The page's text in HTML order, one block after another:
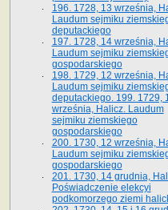
196. 1728, 13 września,
Laudum sejmiku
deputackiego
197. 1728, 14 września,
Laudum sejmiku
gospodarskiego
198. 1729, 12 września,
Laudum sejmiku
deputackiego. 199. 1729,
września, Halicz. Laudum
sejmiku ziemskiego
gospodarskiego
200. 1730, 12 września,
Laudum sejmiku
gospodarskiego
201. 1730, 14 grudnia,
Poświadczenie elekcyi
podkomorzego ziemi